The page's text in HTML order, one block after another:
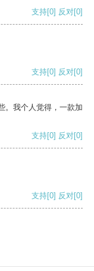
支持[0] 反对[0]
支持[0] 反对[0]
。我个人觉得，一款加
支持[0] 反对[0]
支持[0] 反对[0]